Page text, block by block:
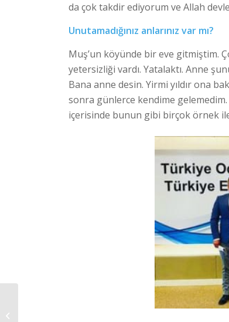
da çok takdir ediyorum ve Allah
Unutamadığınız anlarınız var mı?
Muş’un köyünde bir eve gitmiştim.
yetersizliği vardı. Yatalaktı. Anne
Bana anne desin. Yirmi yıldır ona
sonra günlerce kendime
içerisinde bunun gibi birçok örnek ile